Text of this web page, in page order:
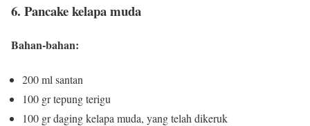
6. Pancake kelapa muda
Bahan-bahan:
200 ml santan
100 gr tepung terigu
100 gr daging kelapa muda, yang telah dikeruk